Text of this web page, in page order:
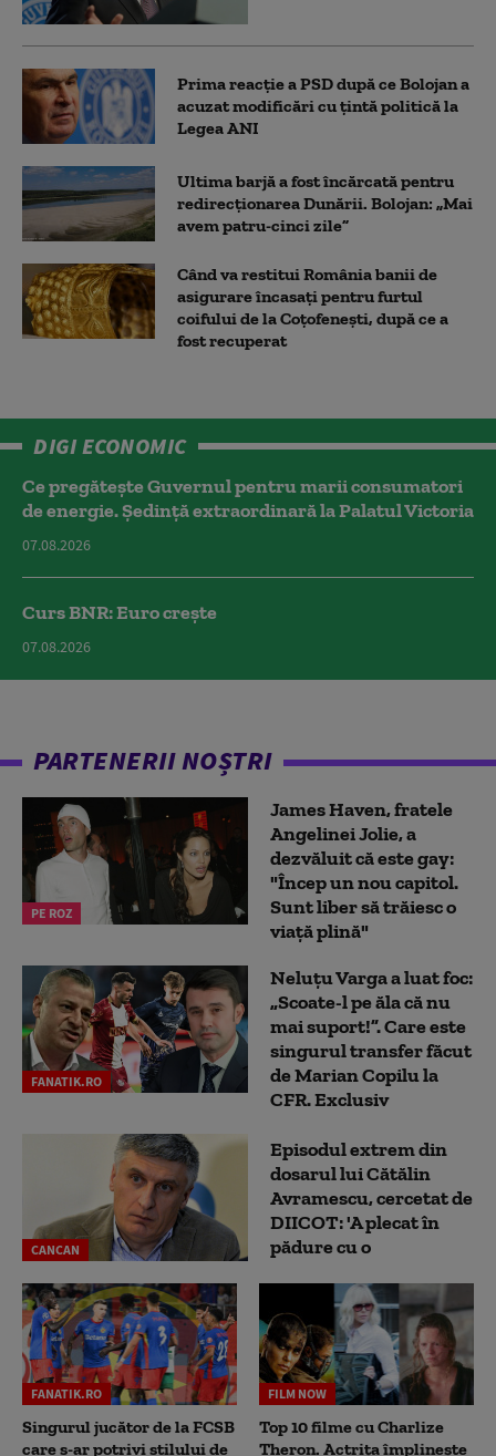
Prima reacție a PSD după ce Bolojan a
acuzat modificări cu țintă politică la
Legea ANI
Ultima barjă a fost încărcată pentru
redirecționarea Dunării. Bolojan: „Mai
avem patru-cinci zile”
Când va restitui România banii de
asigurare încasați pentru furtul
coifului de la Coțofenești, după ce a
fost recuperat
DIGI ECONOMIC
Ce pregătește Guvernul pentru marii consumatori
de energie. Ședință extraordinară la Palatul Victoria
07.08.2026
Curs BNR: Euro crește
07.08.2026
PARTENERII NOȘTRI
PE ROZ
James Haven, fratele
Angelinei Jolie, a
dezvăluit că este gay:
"Încep un nou capitol.
Sunt liber să trăiesc o
viață plină"
FANATIK.RO
Neluțu Varga a luat foc:
„Scoate-l pe ăla că nu
mai suport!”. Care este
singurul transfer făcut
de Marian Copilu la
CFR. Exclusiv
CANCAN
Episodul extrem din
dosarul lui Cătălin
Avramescu, cercetat de
DIICOT: 'A plecat în
pădure cu o
FANATIK.RO
Singurul jucător de la FCSB
care s-ar potrivi stilului de
FILM NOW
Top 10 filme cu Charlize
Theron. Actrița împlinește